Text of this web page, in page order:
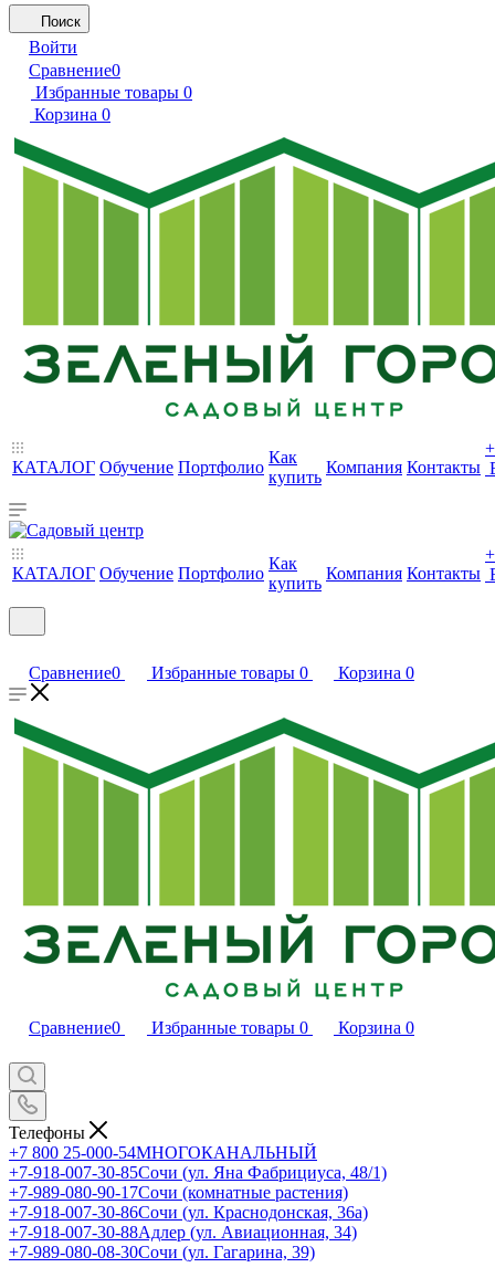
Поиск
Войти
Сравнение0
Избранные товары 0
Корзина 0
КАТАЛОГ Обучение Портфолио
Как
купить
Компания Контакты
+
КАТАЛОГ Обучение Портфолио
Как
купить
Компания Контакты
+
Сравнение0 Избранные товары 0 Корзина 0
Сравнение0 Избранные товары 0 Корзина 0
Телефоны
+7 800 25-000-54МНОГОКАНАЛЬНЫЙ
+7-918-007-30-85Сочи (ул. Яна Фабрициуса, 48/1)
+7-989-080-90-17Сочи (комнатные растения)
+7-918-007-30-86Сочи (ул. Краснодонская, 36а)
+7-918-007-30-88Адлер (ул. Авиационная, 34)
+7-989-080-08-30Сочи (ул. Гагарина, 39)